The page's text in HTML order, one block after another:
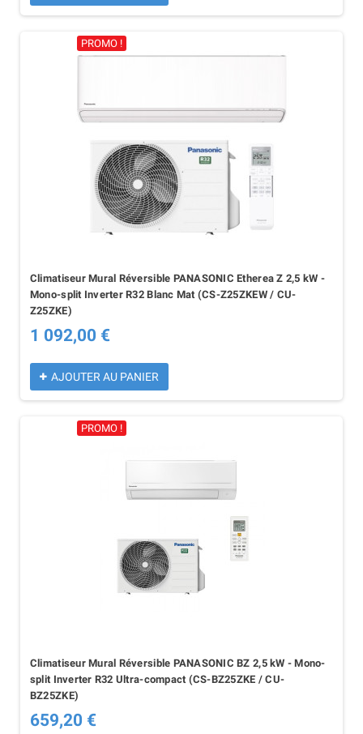
PROMO !
Climatiseur Mural Réversible PANASONIC Etherea Z 2,5 kW -
Mono-split Inverter R32 Blanc Mat (CS-Z25ZKEW / CU-
Z25ZKE)
1 092,00 €
AJOUTER AU PANIER
PROMO !
Climatiseur Mural Réversible PANASONIC BZ 2,5 kW - Mono-
split Inverter R32 Ultra-compact (CS-BZ25ZKE / CU-
BZ25ZKE)
659,20 €